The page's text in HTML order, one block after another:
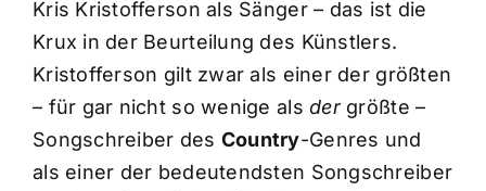
Kris Kristofferson als Sänger – das ist die
Krux in der Beurteilung des Künstlers.
Kristofferson gilt zwar als einer der größten
– für gar nicht so wenige alsdergrößte –
Songschreiber des Country-Genres und
als einer der bedeutendsten Songschreiber